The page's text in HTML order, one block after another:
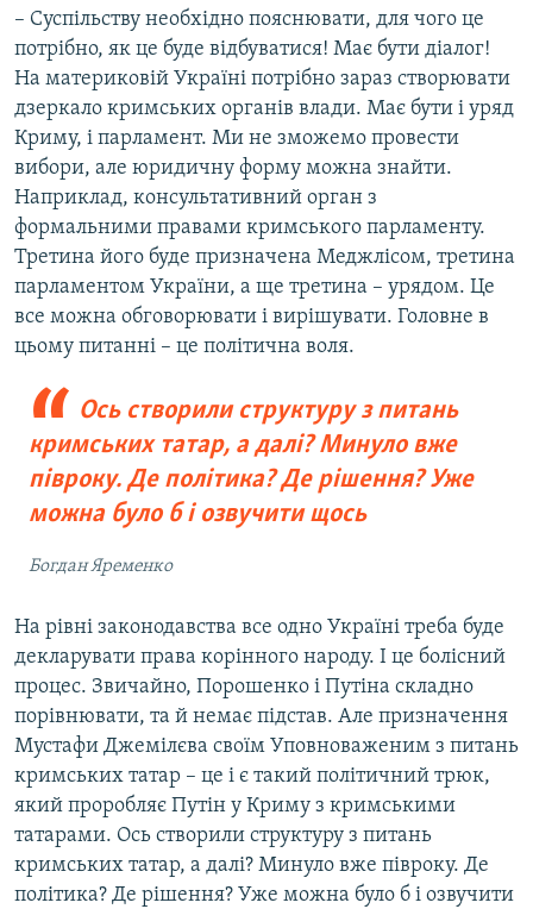
– Суспільству необхідно пояснювати, для чого це
потрібно, як це буде відбуватися! Має бути діалог!
На материковій Україні потрібно зараз створювати
дзеркало кримських органів влади. Має бути і уряд
Криму, і парламент. Ми не зможемо провести
вибори, але юридичну форму можна знайти.
Наприклад, консультативний орган з
формальними правами кримського парламенту.
Третина його буде призначена Меджлісом, третина
парламентом України, а ще третина – урядом. Це
все можна обговорювати і вирішувати. Головне в
цьому питанні – це політична воля.
Ось створили структуру з питань
кримських татар, а далі? Минуло вже
півроку. Де політика? Де рішення? Уже
можна було б і озвучити щось
Богдан Яременко
На рівні законодавства все одно Україні треба буде
декларувати права корінного народу. І це болісний
процес. Звичайно, Порошенко і Путіна складно
порівнювати, та й немає підстав. Але призначення
Мустафи Джемілєва своїм Уповноваженим з питань
кримських татар – це і є такий політичний трюк,
який проробляє Путін у Криму з кримськими
татарами. Ось створили структуру з питань
кримських татар, а далі? Минуло вже півроку. Де
політика? Де рішення? Уже можна було б і озвучити